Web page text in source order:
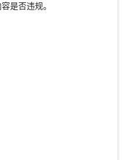
是否违规。